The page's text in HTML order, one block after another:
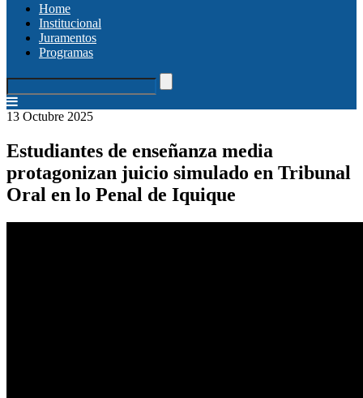
Home
Institucional
Juramentos
Programas
13 Octubre 2025
Estudiantes de enseñanza media
protagonizan juicio simulado en Tribunal
Oral en lo Penal de Iquique